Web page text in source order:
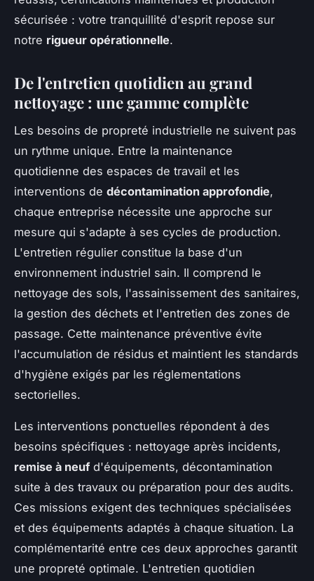
sécurisée : votre tranquillité d'esprit repose sur
notre rigueur opérationnelle.
De l'entretien quotidien au grand
nettoyage : une gamme complète
Les besoins de propreté industrielle ne suivent pas
un rythme unique. Entre la maintenance
quotidienne des espaces de travail et les
interventions de décontamination approfondie,
chaque entreprise nécessite une approche sur
mesure qui s'adapte à ses cycles de production.
L'entretien régulier constitue la base d'un
environnement industriel sain. Il comprend le
nettoyage des sols, l'assainissement des sanitaires,
la gestion des déchets et l'entretien des zones de
passage. Cette maintenance préventive évite
l'accumulation de résidus et maintient les standards
d'hygiène exigés par les réglementations
sectorielles.
Les interventions ponctuelles répondent à des
besoins spécifiques : nettoyage après incidents,
remise à neufd'équipements, décontamination
suite à des travaux ou préparation pour des audits.
Ces missions exigent des techniques spécialisées
et des équipements adaptés à chaque situation. La
complémentarité entre ces deux approches garantit
une propreté optimale. L'entretien quotidien